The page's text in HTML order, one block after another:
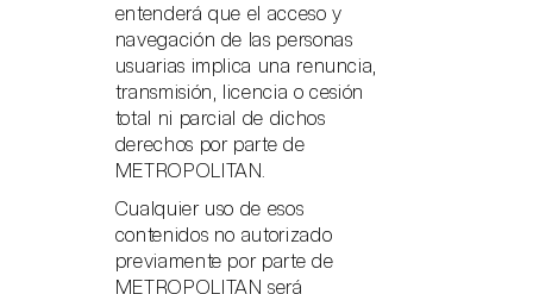
entenderá que el acceso y
navegación de las personas
usuarias implica una renuncia,
transmisión, licencia o cesión
total ni parcial de dichos
derechos por parte de
METROPOLITAN.
Cualquier uso de esos
contenidos no autorizado
previamente por parte de
METROPOLITAN será